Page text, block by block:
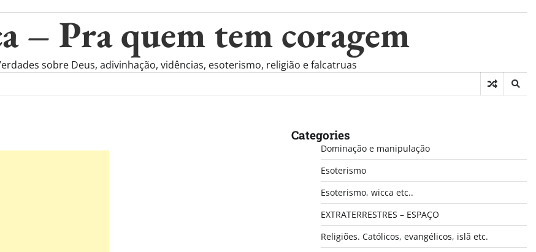
– Pra quem tem coragem
sobre Deus, adivinhação, vidências, esoterismo, religião e falcatruas
Categories
Dominação e manipulação
Esoterismo
Esoterismo, wicca etc..
EXTRATERRESTRES – ESPAÇO
Religiões. Católicos, evangélicos, islã etc.